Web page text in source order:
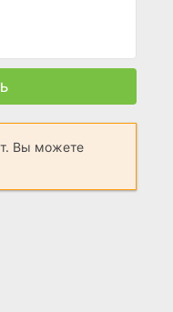
Вы можете